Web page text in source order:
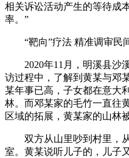
相关诉讼活动产生的等待成
率。”
“靶向”疗法 精准调审民
2020年11月，明溪县沙
访过程中，了解到黄某与邓
某年事已高，子女都在意大
林。而邓某家的毛竹一直往
区域的拓展，黄某家的山林
双方从山里吵到村里，从
室。黄某说听儿子的，儿子